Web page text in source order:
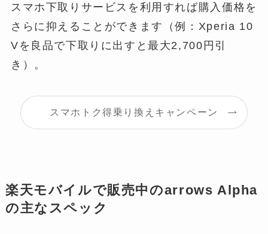
スマホ下取りサービスを利用すれば購入価格を
さらに抑えることができます（例：Xperia 10
Vを良品で下取りに出すと最大2,700円引
き）。
スマホトク得乗り換えキャンペーン
楽天モバイルで販売中のarrows Alpha
の主なスペック